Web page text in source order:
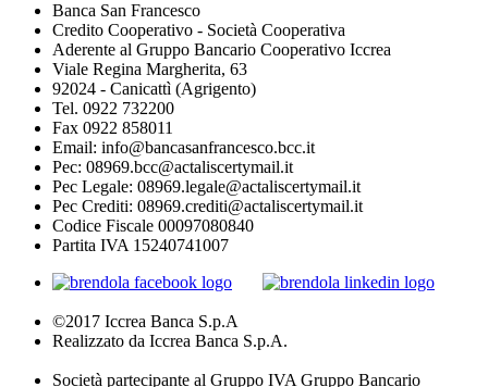
Banca San Francesco
Credito Cooperativo - Società Cooperativa
Aderente al Gruppo Bancario Cooperativo Iccrea
Viale Regina Margherita, 63
92024 - Canicattì (Agrigento)
Tel. 0922 732200
Fax 0922 858011
Email: info@bancasanfrancesco.bcc.it
Pec: 08969.bcc@actaliscertymail.it
Pec Legale: 08969.legale@actaliscertymail.it
Pec Crediti: 08969.crediti@actaliscertymail.it
Codice Fiscale 00097080840
Partita IVA 15240741007
©2017 Iccrea Banca S.p.A
Realizzato da Iccrea Banca S.p.A.
Società partecipante al Gruppo IVA Gruppo Bancario